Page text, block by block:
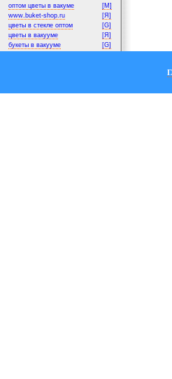
оптом цветы в вакуме
[M]
www.buket-shop.ru
[Я]
цветы в стекле оптом
[G]
цветы в вакууме
[Я]
букеты в вакууме
[G]